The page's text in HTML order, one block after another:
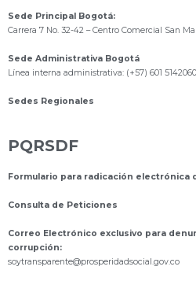
Sede Principal Bogotá:
Carrera 7 No. 32-42 – Centro Comercial San
Sede Administrativa Bogotá
Línea interna administrativa: (+57) 601 5142060
Sedes Regionales
PQRSDF
Formulario para radicación electrónica
Consulta de Peticiones
Correo Electrónico exclusivo para
corrupción:
soytransparente@prosperidadsocial.gov.co